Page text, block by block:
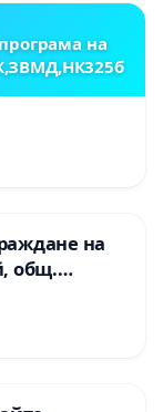
на
на
общ.